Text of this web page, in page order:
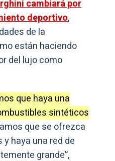
cambiará por
deportivo,
de la
están haciendo
del lujo como
que haya una
sintéticos
que se ofrezca
haya una red de
grande”,